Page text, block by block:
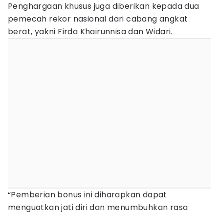
Penghargaan khusus juga diberikan kepada dua
pemecah rekor nasional dari cabang angkat
berat, yakni Firda Khairunnisa dan Widari.
“Pemberian bonus ini diharapkan dapat
menguatkan jati diri dan menumbuhkan rasa